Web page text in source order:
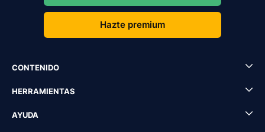
Hazte premium
CONTENIDO
HERRAMIENTAS
AYUDA